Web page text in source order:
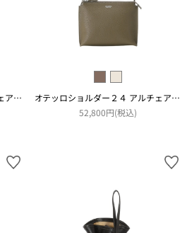
オテッロショルダー２４ アルチェアコピアート
オテッロショルダー２４ アルチェアコピアート
52,800円(税込)